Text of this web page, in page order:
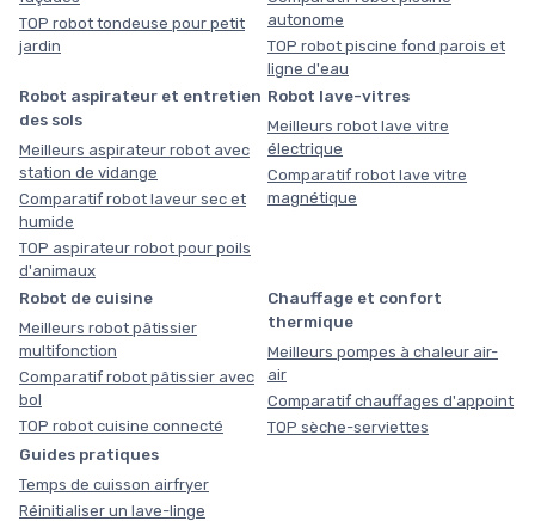
TOP robot tondeuse pour petit
jardin
autonome
TOP robot piscine fond parois et
ligne d'eau
Robot aspirateur et entretien
des sols
Meilleurs aspirateur robot avec
station de vidange
Comparatif robot laveur sec et
humide
TOP aspirateur robot pour poils
d'animaux
Robot lave-vitres
Meilleurs robot lave vitre
électrique
Comparatif robot lave vitre
magnétique
Robot de cuisine
Meilleurs robot pâtissier
multifonction
Comparatif robot pâtissier avec
bol
TOP robot cuisine connecté
Chauffage et confort
thermique
Meilleurs pompes à chaleur air-
air
Comparatif chauffages d'appoint
TOP sèche-serviettes
Guides pratiques
Temps de cuisson airfryer
Réinitialiser un lave-linge